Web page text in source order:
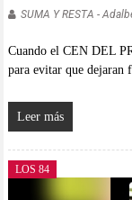
SUMA Y RESTA -
Cuando el CEN DEL
para evitar que dejaran
Leer más
LOS 84